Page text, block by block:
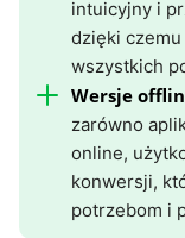
intuicyjny i
dzięki
wszystkich
Wersje
zarówno
online,
konwersji,
potrzebom i